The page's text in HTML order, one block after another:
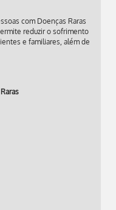
com Doenças Raras
reduzir o sofrimento
e familiares, além de